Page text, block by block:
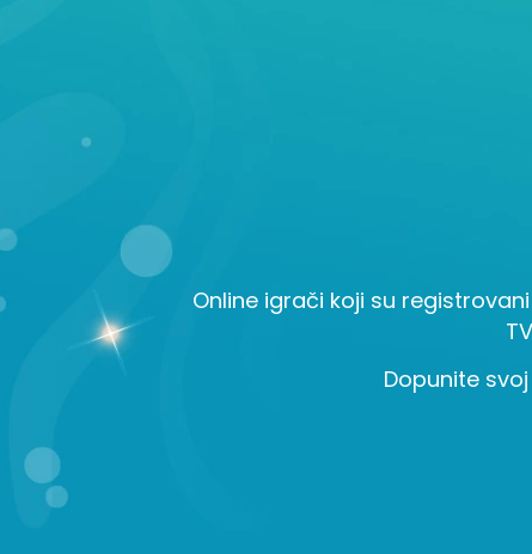
Online igrači koji su registrovani
Dopunite